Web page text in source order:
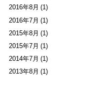
2016年8月 (1)
2016年7月 (1)
2015年8月 (1)
2015年7月 (1)
2014年7月 (1)
2013年8月 (1)